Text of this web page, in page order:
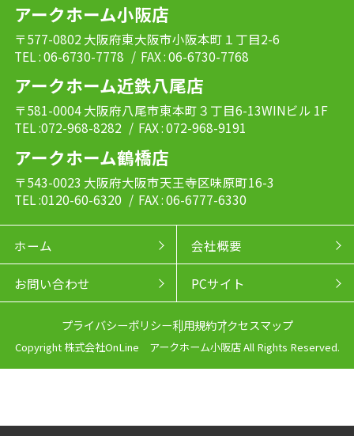
アークホーム小阪店
〒577-0802 大阪府東大阪市小阪本町１丁目2-6
TEL : 06-6730-7778 / FAX : 06-6730-7768
アークホーム近鉄八尾店
〒581-0004 大阪府八尾市東本町３丁目6-13WINビル 1F
TEL :072-968-8282 / FAX : 072-968-9191
アークホーム鶴橋店
〒543-0023 大阪府大阪市天王寺区味原町16-3
TEL :0120-60-6320 / FAX : 06-6777-6330
ホーム 会社概要
お問い合わせ PCサイト
プライバシーポリシー利用規約アクセスマップ
Copyright 株式会社OnLine アークホーム小阪店 All Rights Reserved.